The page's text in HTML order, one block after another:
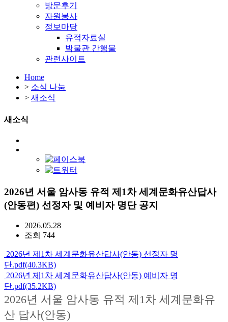
방문후기
자원봉사
정보마당
유적자료실
박물관 간행물
관련사이트
Home
> 소식 나눔
> 새소식
새소식
2026년 서울 암사동 유적 제1차 세계문화유산답사
(안동편) 선정자 및 예비자 명단 공지
2026.05.28
조회 744
2026년 제1차 세계문화유산답사(안동) 선정자 명
단.pdf(40.3KB)
2026년 제1차 세계문화유산답사(안동) 예비자 명
단.pdf(35.2KB)
2026년 서울 암사동 유적 제1차 세계문화유
산 답사(안동)